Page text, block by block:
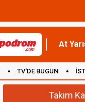
At
TV'DE BUGÜN
Takım